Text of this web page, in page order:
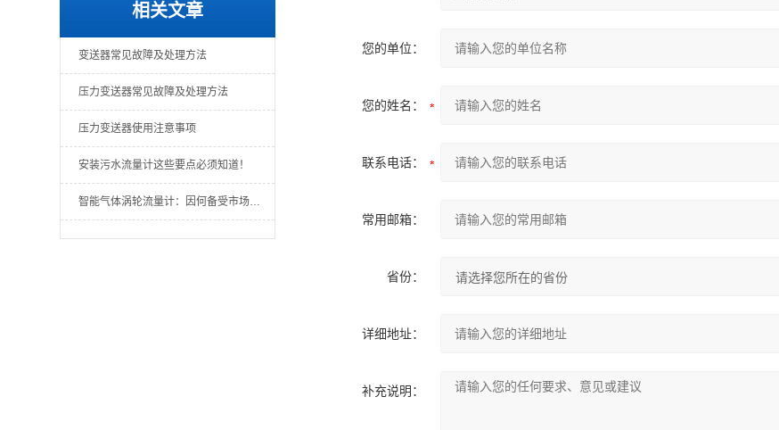
相关文章
变送器常见故障及处理方法
压力变送器常见故障及处理方法
压力变送器使用注意事项
安装污水流量计这些要点必须知道！
智能气体涡轮流量计：因何备受市场青睐？
您的单位：
您的姓名：
联系电话：
常用邮箱：
省份：
详细地址：
补充说明：